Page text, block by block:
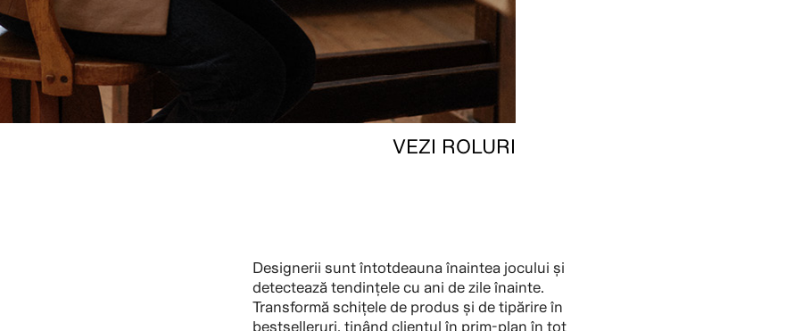
VEZI ROLURI
Designerii sunt întotdeauna înaintea jocului și
detectează tendințele cu ani de zile înainte.
Transformă schițele de produs și de tipărire în
bestselleruri, ținând clientul în prim-plan în tot